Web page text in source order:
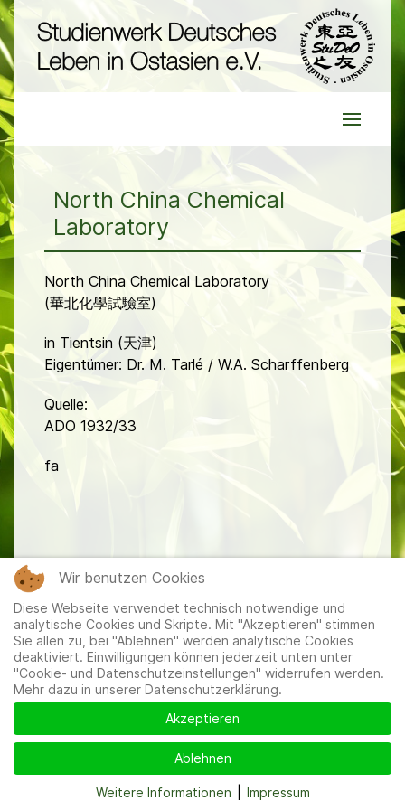
North China Chemical
Laboratory
North China Chemical Laboratory
(華北化學試驗室)
in Tientsin (天津)
Eigentümer: Dr. M. Tarlé / W.A. Scharffenberg
Quelle:
ADO 1932/33
fa
Mitglieder Impressum Datenschutzerklärung
Cookie-
und Datenschutzeinstellungen
Wir benutzen Cookies
Diese Webseite verwendet technisch notwendige und
analytische Cookies und Skripte. Mit "Akzeptieren" stimmen
Sie allen zu, bei "Ablehnen" werden analytische Cookies
deaktiviert. Einwilligungen können jederzeit unten unter
"Cookie- und Datenschutzeinstellungen" widerrufen werden.
Mehr dazu in unserer Datenschutzerklärung.
Akzeptieren
Ablehnen
Weitere Informationen Impressum